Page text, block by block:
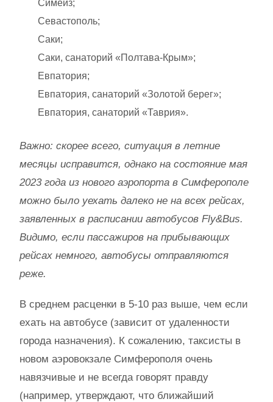
Симеиз;
Севастополь;
Саки;
Саки, санаторий «Полтава-Крым»;
Евпатория;
Евпатория, санаторий «Золотой берег»;
Евпатория, санаторий «Таврия».
Важно: скорее всего, ситуация в летние
месяцы исправится, однако на состояние мая
2023 года из нового аэропорта в Симферополе
можно было уехать далеко не на всех рейсах,
заявленных в расписании автобусов Fly&Bus.
Видимо, если пассажиров на прибывающих
рейсах немного, автобусы отправляются
реже.
В среднем расценки в 5-10 раз выше, чем если
ехать на автобусе (зависит от удаленности
города назначения). К сожалению, таксисты в
новом аэровокзале Симферополя очень
навязчивые и не всегда говорят правду
(например, утверждают, что ближайший